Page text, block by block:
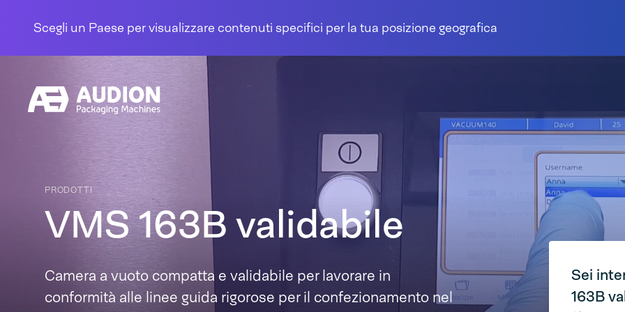
Scegli un Paese per visualizzare contenuti specifici per la tua posizione geografica
PRODOTTI
VMS 163B validabile
Camera a vuoto compatta e validabile per lavorare in
conformità alle linee guida rigorose per il confezionamento nel
Sei
163B